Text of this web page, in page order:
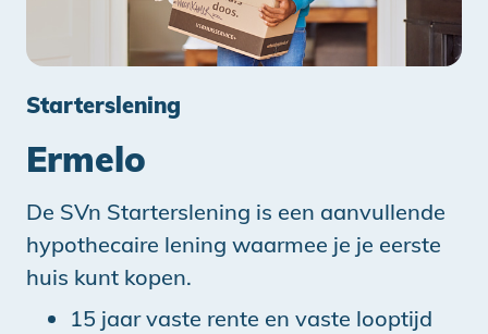
Starterslening
Ermelo
De SVn Starterslening is een aanvullende
hypothecaire lening waarmee je je eerste
huis kunt kopen.
15 jaar vaste rente en vaste looptijd